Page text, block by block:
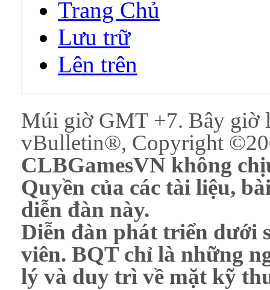
Trang Chủ
Lưu trữ
Lên trên
Múi giờ GMT +7. Bây giờ
vBulletin®, Copyright
CLBGamesVN không
Quyền của các tài liệu,
diễn đàn này.
Diễn đàn phát triển dưới
viên. BQT chỉ là những
lý và duy trì về mặt kỹ